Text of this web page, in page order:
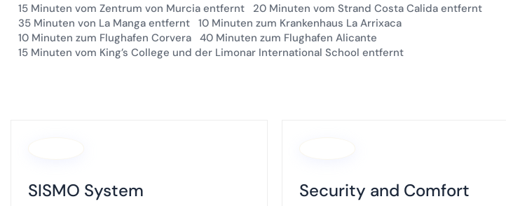
15 Minuten vom Zentrum von Murcia entfernt
20 Minuten vom Strand Costa Calida entfernt
35 Minuten von La Manga entfernt 10 Minuten zum Krankenhaus La Arrixaca
10 Minuten zum Flughafen Corvera 40 Minuten zum Flughafen Alicante
15 Minuten vom King’s College und der Limonar International School entfernt
SISMO System Security and Comfort